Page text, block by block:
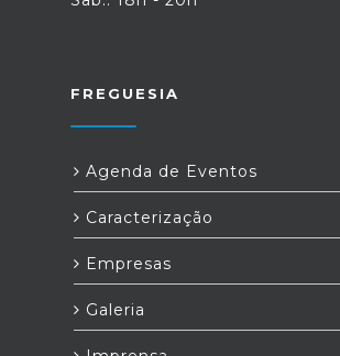
FREGUESIA
Agenda de Eventos
Caracterização
Empresas
Galeria